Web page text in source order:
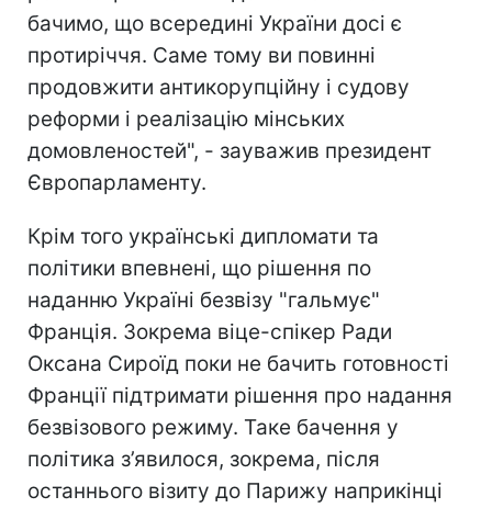
бачимо, що всередині України досі є
протиріччя. Саме тому ви повинні
продовжити антикорупційну і судову
реформи і реалізацію мінських
домовленостей", - зауважив президент
Європарламенту.
Крім того українські дипломати та
політики впевнені, що рішення по
наданню Україні безвізу "гальмує"
Франція. Зокрема віце-спікер Ради
Оксана Сироїд поки не бачить готовності
Франції підтримати рішення про надання
безвізового режиму. Таке бачення у
політика з’явилося, зокрема, після
останнього візиту до Парижу наприкінці